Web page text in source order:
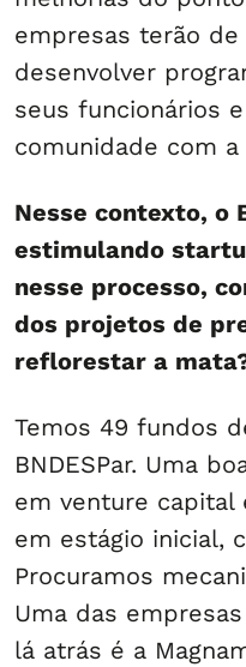
empresas terão
desenvolver
seus funcionários
comunidade com
Nesse contexto, o
estimulando
nesse processo,
dos projetos de
reflorestar a
Temos 49 fundos
BNDESPar. Uma
em venture capital
em estágio inicial,
Procuramos
Uma das
lá atrás é a